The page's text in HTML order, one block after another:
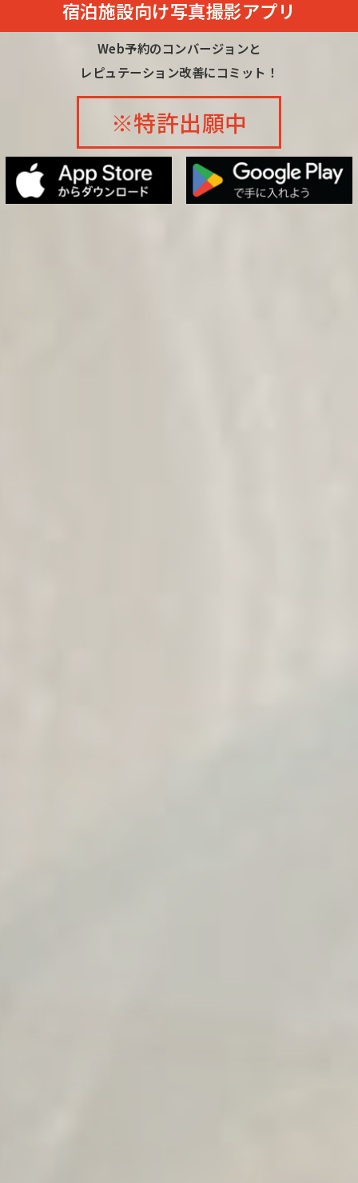
宿泊施設向け写真撮影アプリ
Web予約のコンバージョンと
レピュテーション改善にコミット！
※特許出願中